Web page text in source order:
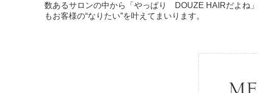
数あるサロンの中から「やっぱり DOUZE HAIRだよね
もお客様の“なりたい”を叶えてまいります。